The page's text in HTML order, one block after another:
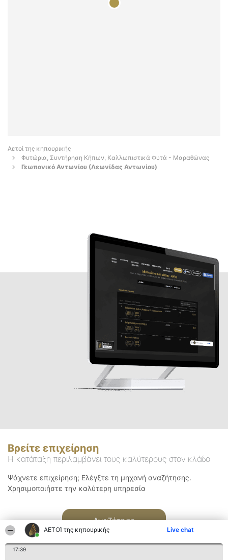
ΑΕΤΟΊ της κηπουρικής Live chat
17:39
Αετοί της κηπουρικής
Φυτώρια, Συντήρηση Κήπων, Καλλωπιστικά Φυτά - Μαραθώνας
Γεωπονικό Αντωνίου (Λεωνίδας Αντωνίου)
Βρείτε επιχείρηση
Η κατάταξη περιλαμβάνει τους καλύτερους στον κλάδο
Ψάχνετε επιχείρηση; Ελέγξτε τη μηχανή αναζήτησης.
Χρησιμοποιήστε την καλύτερη υπηρεσία
Αναζήτηση